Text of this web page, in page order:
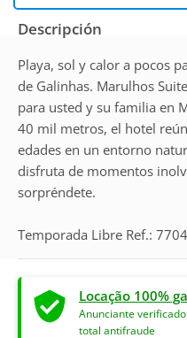
Descripción
Playa, sol y calor a pocos
de Galinhas. Marulhos
para usted y su familia en
40 mil metros, el hotel
edades en un entorno
disfruta de momentos
sorpréndete.
Temporada Libre Ref.:
Locação 100%
Anunciante
total antifraude